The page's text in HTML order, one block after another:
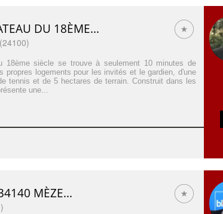
DU 18ÈME...
18ème siècle se trouve à seulement 10 minutes de
propres logements pour les invités et le gardien, d'une
tennis et de 5 hectares de terrain. Construit dans les
une...
MÈZE...